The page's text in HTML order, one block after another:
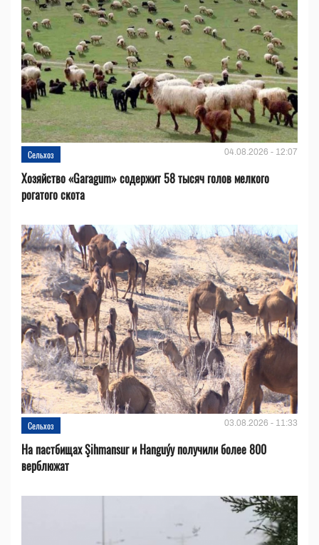
Сельхоз 04.08.2026 - 12:07
Хозяйство «Garagum» содержит 58 тысяч голов мелкого
рогатого скота
Сельхоз 03.08.2026 - 11:33
На пастбищах Şihmansur и Hanguýy получили более 800
верблюжат